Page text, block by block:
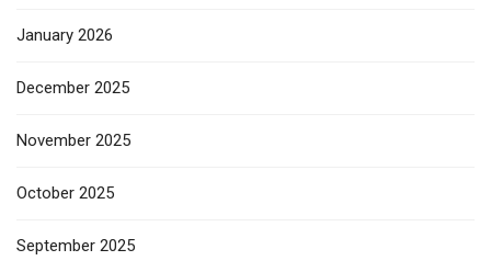
January 2026
December 2025
November 2025
October 2025
September 2025